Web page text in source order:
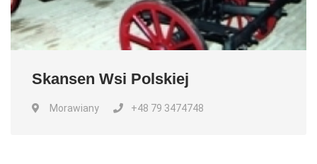
Skansen Wsi Polskiej
Morawiany +48 79 3474748